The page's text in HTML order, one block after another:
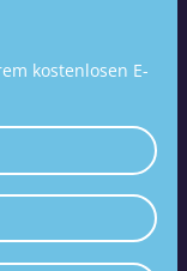
kostenlosen E-